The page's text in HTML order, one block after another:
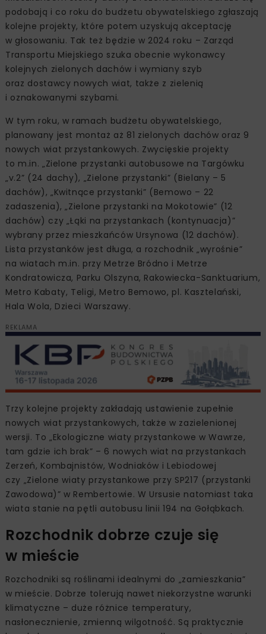
podobają i co roku do budżetu obywatelskiego zgłaszają
kolejne projekty, które potem uzyskują akceptację
w głosowaniu. Tak też będzie w 2024 roku – Zarząd
Transportu Miejskiego szuka obecnie wykonawcy
kolejnych zielonych dachów i wymiany szyb
oraz dostawcy nowych wiat, także z zielenią
i oznakowanymi szybami.
W tym roku, w ramach budżetu obywatelskiego,
planowany jest montaż aż 81 zielonych dachów oraz 9
nowych wiat przystankowych. Zwycięskie projekty
to m.in. „Zielone przystanki autobusowe na Targówku
„v.2” (24 dachy), „Zielone przystanki” (Bielany – 5
dachów), „Kwitnące przystanki” (Bemowo – 22
zadaszenia), „Zielone przystanki na Mokotowie” (12
dachów) czy „Łąki na przystankach (kontynuacja)”
wybrany przez mieszkańców Ursynowa (12 dachów).
Lista przystanków jest długa, a rozchodnik „wyrośnie”
na wiatach m.in. przy Metrze Bródno i Metrze
Kondratowicza, Parku Olszyna, Rakowiecka-Sanktuarium,
Metro Kabaty, Teligi, Metro Bemowo, pl. Kasztelański,
Hala Wola, Dzieci Warszawy.
REKLAMA
Trzy kolejne projekty zakładają ustawienie zupełnie
nowych wiat przystankowych, także w zazielenionej
wersji. To „Ekologiczne wiaty przystankowe w Wawrze,
tam gdzie ich brak” – 6 nowych wiat na przystankach
Zerzeń, Kombajnistów, Wodniaków i Lebiodowej
czy „Zielone wiaty przystankowe przy SP217 (przystanki
Zawodowa)” w Rembertowie. W Ursusie natomiast taka
wiata stanie na pętli autobusu linii 194 na Gołąbkach.
Rozchodnik dobrze czuje się
w mieście
Rozchodniki są roślinami idealnymi do „zamieszkania”
w mieście. Dobrze tolerują nawet niekorzystne warunki
klimatyczne – duże różnice temperatury,
nasłonecznienie, zmienną wilgotność. Są praktycznie